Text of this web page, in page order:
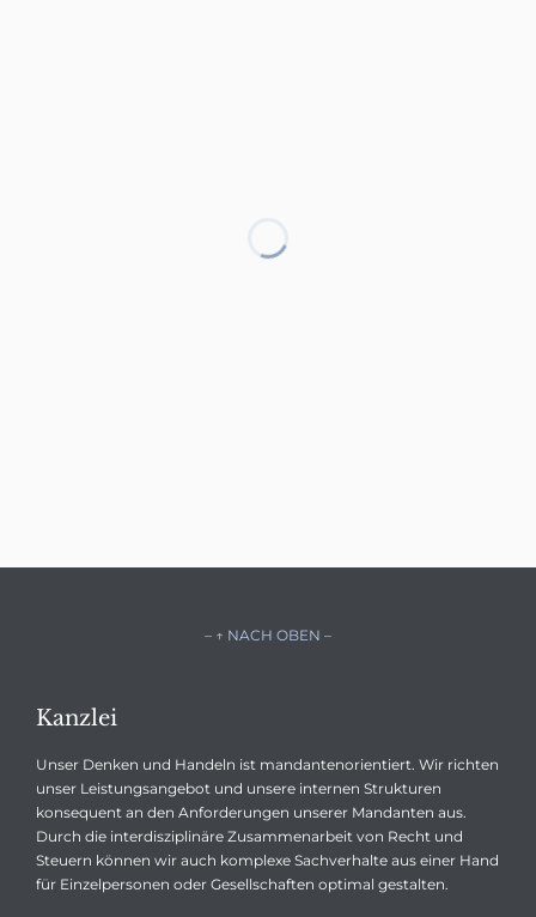
– ↑ NACH OBEN –
Kanzlei
Unser Denken und Handeln ist mandantenorientiert. Wir richten
unser Leistungsangebot und unsere internen Strukturen
konsequent an den Anforderungen unserer Mandanten aus.
Durch die interdisziplinäre Zusammenarbeit von Recht und
Steuern können wir auch komplexe Sachverhalte aus einer Hand
für Einzelpersonen oder Gesellschaften optimal gestalten.